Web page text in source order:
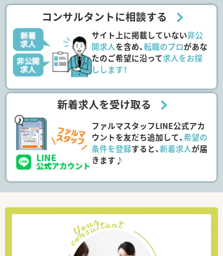
コンサルタントに相談する
サイト上に掲載していない非公
開求人を含め、転職のプロがあな
たのご希望に沿って求人をお探
しします！
新着求人を受け取る
ファルマスタッフLINE公式アカ
ウントを友だち追加して、希望の
条件を登録すると、新着求人が届
きます♪